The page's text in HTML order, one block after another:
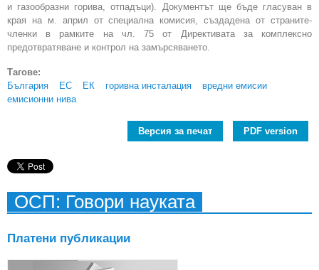
и газообразни горива, отпадъци). Документът ще бъде гласуван в
края на м. април от специална комисия, създадена от страните-
членки в рамките на чл. 75 от Директивата за комплексно
предотвратяване и контрол на замърсяването.
Тагове:
България
ЕС ЕК горивна инсталация
вредни емисии
емисионни нива
Версия за печат PDF version
ОСП: Говори науката
Платени публикации